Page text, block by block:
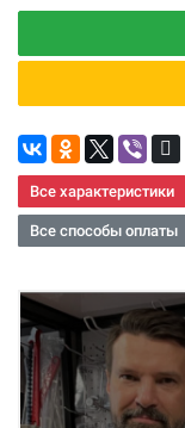
Все характеристики
Все способы оплаты